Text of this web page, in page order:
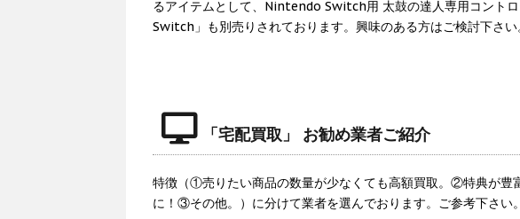
るアイテムとして、Nintendo Switch用 太鼓の達人専用コント
Switch」も別売りされております。興味のある方はご検討下さい
「宅配買取」 お勧め業者ご紹介
特徴（①売りたい商品の数量が少なくても高額買取。②特典が豊
に！③その他。）に分けて業者を選んでおります。ご参考下さい。